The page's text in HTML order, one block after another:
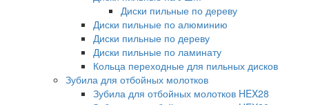
Диски пильные по дереву
Диски пильные по алюминию
Диски пильные по дереву
Диски пильные по ламинату
Кольца переходные для пильных дисков
Зубила для отбойных молотков
Зубила для отбойных молотков HEX28